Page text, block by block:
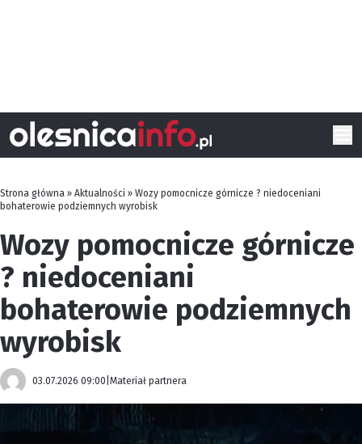
Strona główna » Aktualności » Wozy pomocnicze górnicze ? niedoceniani
bohaterowie podziemnych wyrobisk
Wozy pomocnicze górnicze
? niedoceniani
bohaterowie podziemnych
wyrobisk
03.07.2026 09:00 Materiał partnera